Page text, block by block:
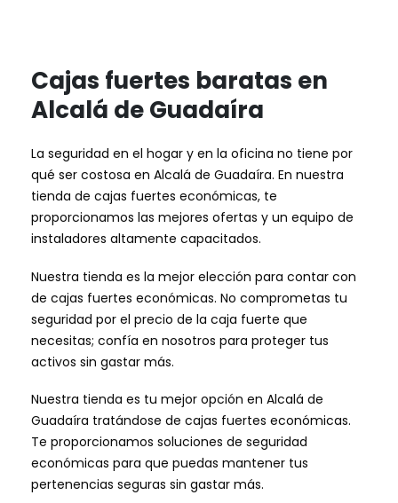
Cajas fuertes baratas en
Alcalá de Guadaíra
La seguridad en el hogar y en la oficina no tiene por
qué ser costosa en Alcalá de Guadaíra. En nuestra
tienda de cajas fuertes económicas, te
proporcionamos las mejores ofertas y un equipo de
instaladores altamente capacitados.
Nuestra tienda es la mejor elección para contar con
de cajas fuertes económicas. No comprometas tu
seguridad por el precio de la caja fuerte que
necesitas; confía en nosotros para proteger tus
activos sin gastar más.
Nuestra tienda es tu mejor opción en Alcalá de
Guadaíra tratándose de cajas fuertes económicas.
Te proporcionamos soluciones de seguridad
económicas para que puedas mantener tus
pertenencias seguras sin gastar más.